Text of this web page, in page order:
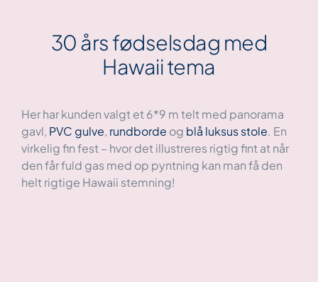
30 års fødselsdag med
Hawaii tema
Her har kunden valgt et 6*9 m telt med panorama
gavl, PVC gulve, rundborde og blå luksus stole. En
virkelig fin fest – hvor det illustreres rigtig fint at når
den får fuld gas med op pyntning kan man få den
helt rigtige Hawaii stemning!